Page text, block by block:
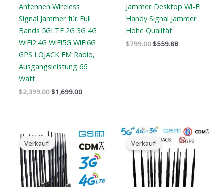
Antennen Wireless
Signal Jammer für Full
Bands 5GLTE 2G 3G 4G
WiFi2.4G WiFi5G WiFi6G
GPS LOJACK FM Radio,
Ausgangsleistung 66
Watt
$2,399.00$1,699.00
Jammer Desktop Wi-Fi
Handy Signal Jammer
Hohe Qualität
$799.00$559.88
Verkauf!
Der
ursprüngliche
Preis
war:
$1,799.00.
Der
aktuelle
Preis
ist:
$1,049.99.
Verkauf!
Der
ursprüngliche
Preis
war:
$1,899.00.
Der
aktuelle
Preis
ist:
$1,166.99.